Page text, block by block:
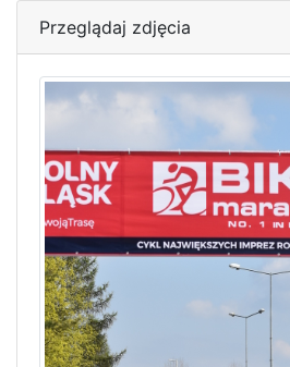
Przeglądaj zdjęcia